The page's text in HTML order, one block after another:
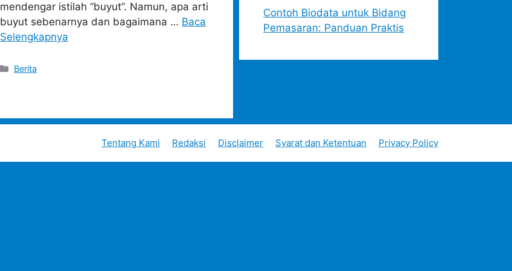
mendengar istilah “buyut”. Namun, apa arti
buyut sebenarnya dan bagaimana … Baca
Selengkapnya
Categories
Berita
Contoh Biodata untuk Bidang
Pemasaran: Panduan Praktis
Tentang Kami Redaksi Disclaimer Syarat dan Ketentuan Privacy Policy